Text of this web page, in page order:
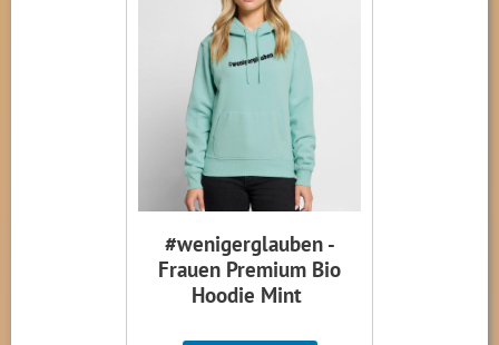
#wenigerglauben -
Frauen Premium Bio
Hoodie Mint